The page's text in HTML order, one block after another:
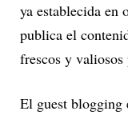
ya establecida en
publica el
frescos y valiosos
El guest blogging